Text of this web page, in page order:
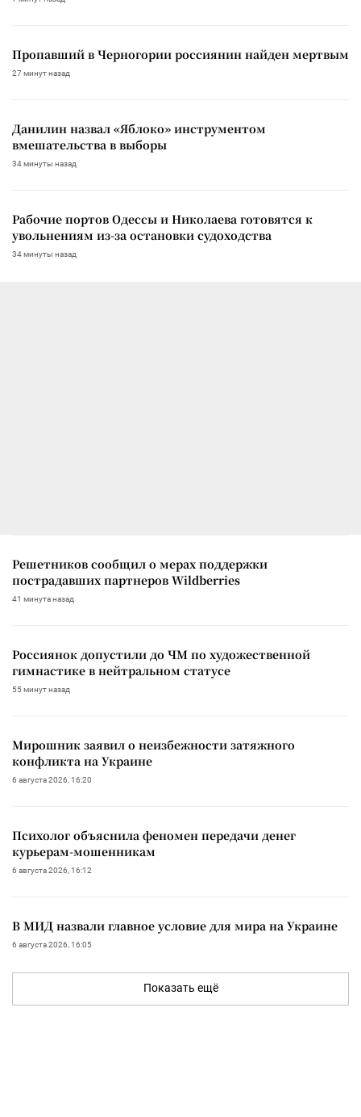
Пропавший в Черногории россиянин найден мертвым
27 минут назад
Данилин назвал «Яблоко» инструментом
вмешательства в выборы
34 минуты назад
Рабочие портов Одессы и Николаева готовятся к
увольнениям из-за остановки судоходства
34 минуты назад
Решетников сообщил о мерах поддержки
пострадавших партнеров Wildberries
41 минута назад
Россиянок допустили до ЧМ по художественной
гимнастике в нейтральном статусе
55 минут назад
Мирошник заявил о неизбежности затяжного
конфликта на Украине
6 августа 2026, 16:20
Психолог объяснила феномен передачи денег
курьерам-мошенникам
6 августа 2026, 16:12
В МИД назвали главное условие для мира на Украине
6 августа 2026, 16:05
Показать ещё